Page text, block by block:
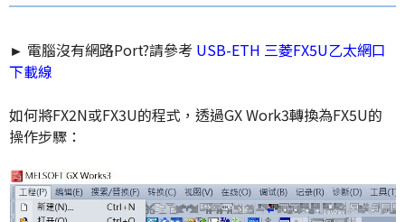
► 電腦沒有網路Port?請參考 USB-ETH 三菱FX5U乙太網口
下載線
如何將FX2N或FX3U的程式，透過GX Work3轉換為FX5U的
操作步驟：